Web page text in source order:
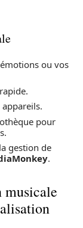
ou vos
pour
gestion de
.
musicale